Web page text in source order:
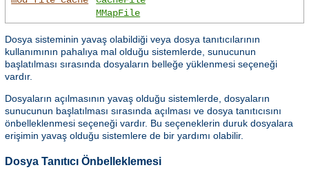
MMapFile
Dosya sisteminin yavaş olabildiği veya dosya tanıtıcılarının
kullanımının pahalıya mal olduğu sistemlerde, sunucunun
başlatılması sırasında dosyaların belleğe yüklenmesi seçeneği
vardır.
Dosyaların açılmasının yavaş olduğu sistemlerde, dosyaların
sunucunun başlatılması sırasında açılması ve dosya tanıtıcısını
önbelleklenmesi seçeneği vardır. Bu seçeneklerin duruk dosyalara
erişimin yavaş olduğu sistemlere de bir yardımı olabilir.
Dosya Tanıtıcı Önbelleklemesi